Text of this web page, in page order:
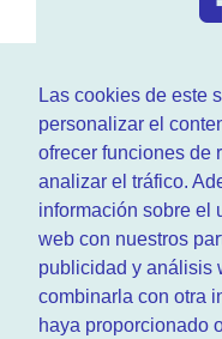
Las cookies de este
personalizar el
ofrecer funciones de
analizar el tráfico.
información sobre el
web con nuestros
publicidad y análisis
combinarla con otra
haya proporcionado
En
larenovación del
actualidad motor
Ademas tenemos
¿Quienes
Quieres saber
nuestrasección